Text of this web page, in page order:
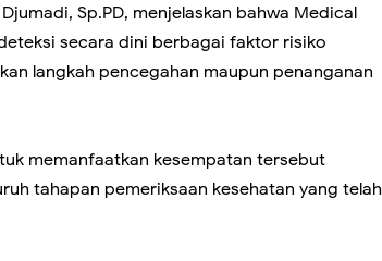
Sp.PD, menjelaskan bahwa Medical
secara dini berbagai faktor risiko
langkah pencegahan maupun penanganan
memanfaatkan kesempatan tersebut
tahapan pemeriksaan kesehatan yang telah